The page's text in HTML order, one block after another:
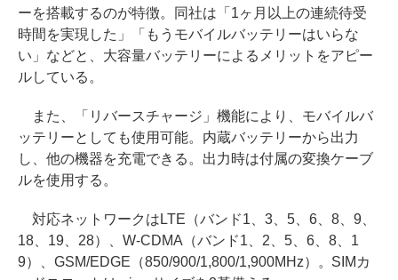
ーを搭載するのが特徴。同社は「1ヶ月以上の連続待受
時間を実現した」「もうモバイルバッテリーはいらな
い」などと、大容量バッテリーによるメリットをアピー
ルしている。
また、「リバースチャージ」機能により、モバイルバ
ッテリーとしても使用可能。内蔵バッテリーから出力
し、他の機器を充電できる。出力時は付属の変換ケーブ
ルを使用する。
対応ネットワークはLTE（バンド1、3、5、6、8、9、
18、19、28）、W-CDMA（バンド1、2、5、6、8、1
9）、GSM/EDGE（850/900/1,800/1,900MHz）。SIMカ